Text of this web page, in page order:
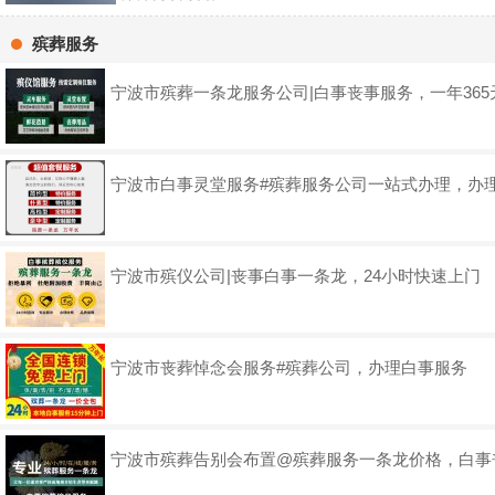
殡葬服务
宁波市殡葬一条龙服务公司|白事丧事服务，一年365
宁波市白事灵堂服务#殡葬服务公司一站式办理，办
宁波市殡仪公司|丧事白事一条龙，24小时快速上门
宁波市丧葬悼念会服务#殡葬公司，办理白事服务
宁波市殡葬告别会布置@殡葬服务一条龙价格，白